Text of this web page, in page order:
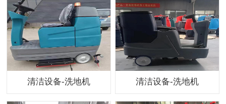
清洁设备-洗地机 清洁设备-洗地机